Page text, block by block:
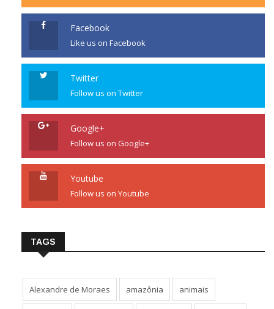
Facebook
Like us on Facebook
Twitter
Follow us on Twitter
Google+
Follow us on Google+
Youtube
Follow us on Youtube
TAGS
Alexandre de Moraes amazônia animais